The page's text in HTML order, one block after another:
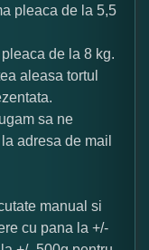
pleaca de la 5,5
de la 8 kg.
aleasa tortul
sa ne
adresa de mail
manual si
cu pana la +/-